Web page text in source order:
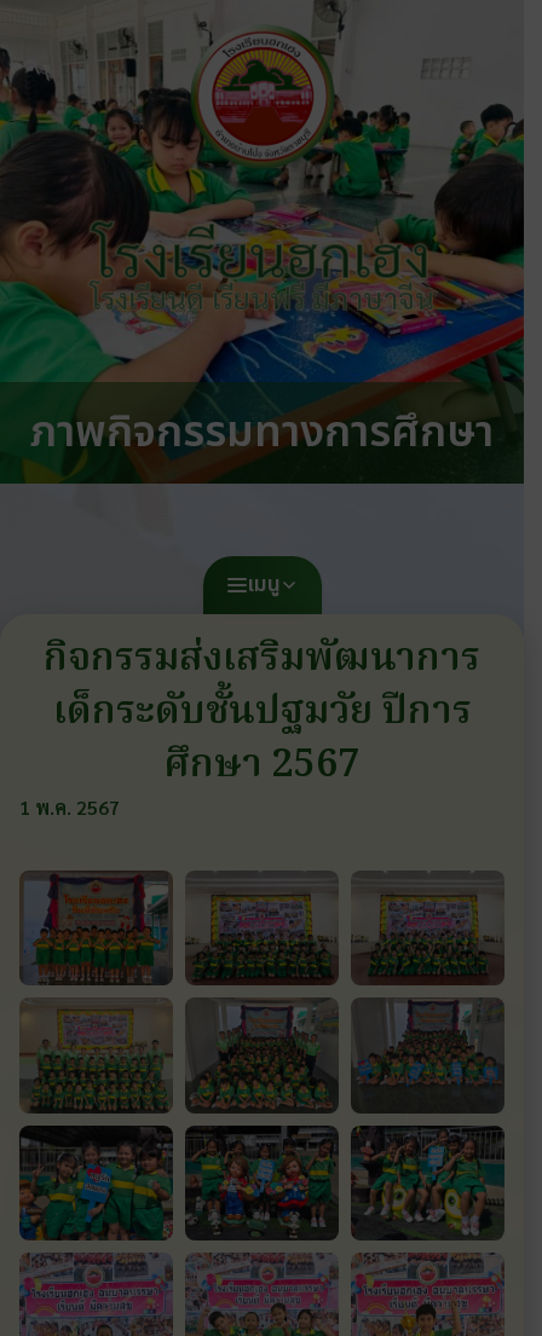
โรงเรียนฮกเฮง
โรงเรียนดี เรียนฟรี มีภาษาจีน
ภาพกิจกรรมทางการศึกษา
เมนู
กิจกรรมส่งเสริมพัฒนาการ
เด็กระดับชั้นปฐมวัย ปีการ
ศึกษา 2567
1 พ.ค. 2567